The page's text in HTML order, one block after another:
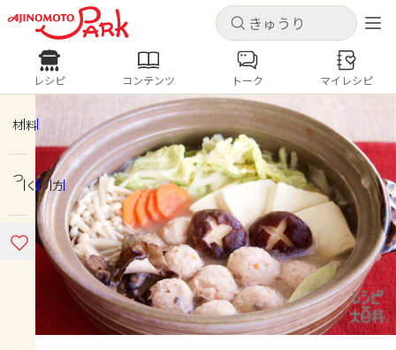
キャンセル
ログインするとレシピを保存できます
ログイン 新規登録
ホーム
コンテンツ
レシピ
キャンセル
レシピ コンテンツ
人気の食材・レシピ
きゅうり なす トマト
とうもろこし
ピーマン
みょうが ゴーヤ
レシピ コンテンツ トーク マイレシピ
材料
つくり方